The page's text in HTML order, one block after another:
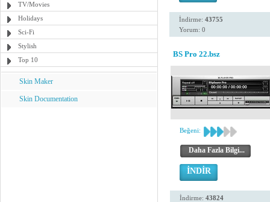
TV/Movies
Holidays
Sci-Fi
Stylish
Top 10
Skin Maker
Skin Documentation
İndirme: 43755
Yorum: 0
BS Pro 22.bsz
Beğeni:
Daha Fazla Bilgi...
İNDİR
İndirme: 43824